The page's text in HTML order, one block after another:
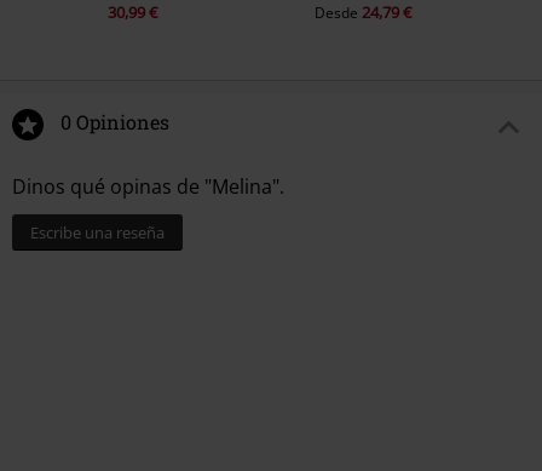
30,99 €
Desde 24,79 €
0 Opiniones
Dinos qué opinas de "Melina".
Escribe una reseña